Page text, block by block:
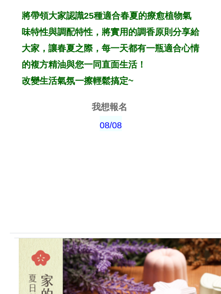
將帶領大家認識25種適合春夏的療愈植物氣
味特性與調配特性，將實用的調香原則分享給
大家，讓春夏之際，每一天都有一瓶適合心情
的複方精油與您一同直面生活！
改變生活氣氛一擦輕鬆搞定~
我想報名
08/08